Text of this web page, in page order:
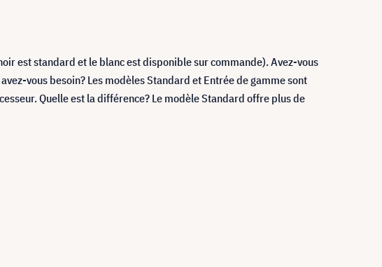
est standard et le blanc est disponible sur commande). Avez-vous
vous besoin? Les modèles Standard et Entrée de gamme sont
Quelle est la différence? Le modèle Standard offre plus de